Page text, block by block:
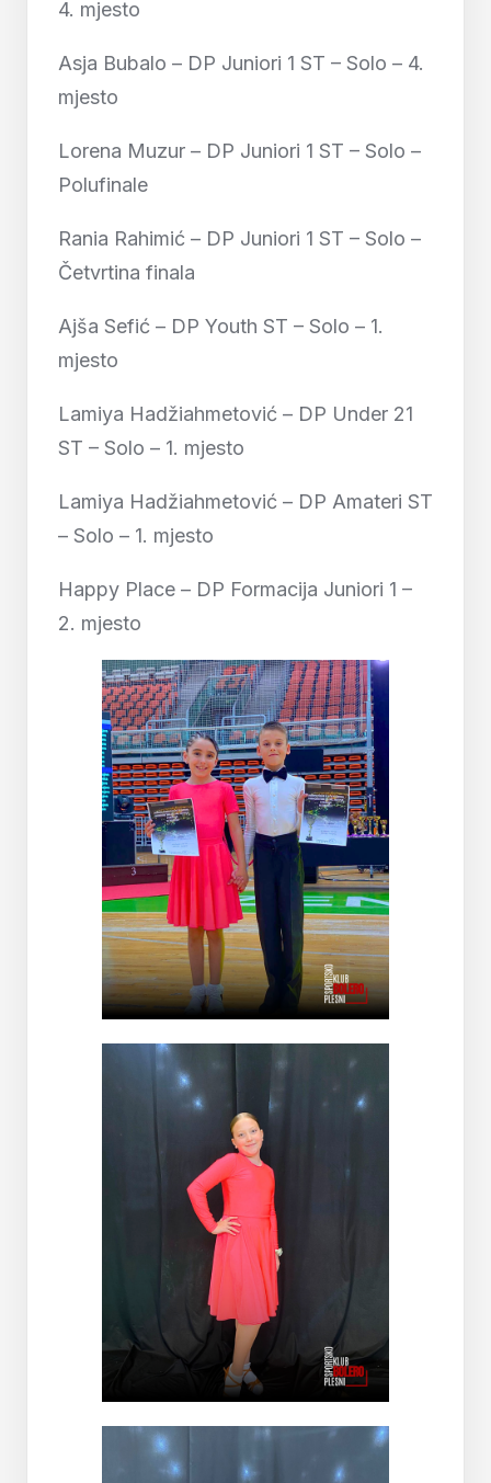
4. mjesto
Asja Bubalo – DP Juniori 1 ST – Solo – 4.
mjesto
Lorena Muzur – DP Juniori 1 ST – Solo –
Polufinale
Rania Rahimić – DP Juniori 1 ST – Solo –
Četvrtina finala
Ajša Sefić – DP Youth ST – Solo – 1.
mjesto
Lamiya Hadžiahmetović – DP Under 21
ST – Solo – 1. mjesto
Lamiya Hadžiahmetović – DP Amateri ST
– Solo – 1. mjesto
Happy Place – DP Formacija Juniori 1 –
2. mjesto